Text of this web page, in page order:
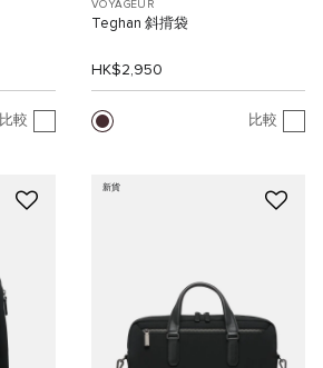
比較
VOYAGEUR
Teghan 斜揹袋
HK$2,950
比較
新貨